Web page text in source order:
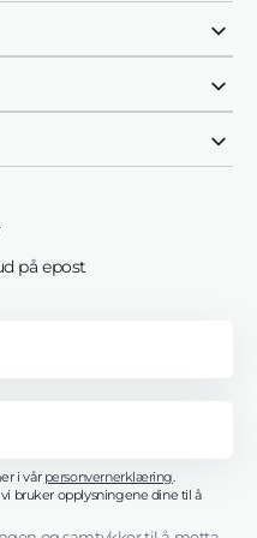
på epost
i vår personvernerklæring.
bruker opplysningene dine til å